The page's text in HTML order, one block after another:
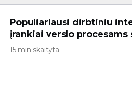
Populiariausi dirbtiniu
įrankiai verslo procesams
15 min skaityta